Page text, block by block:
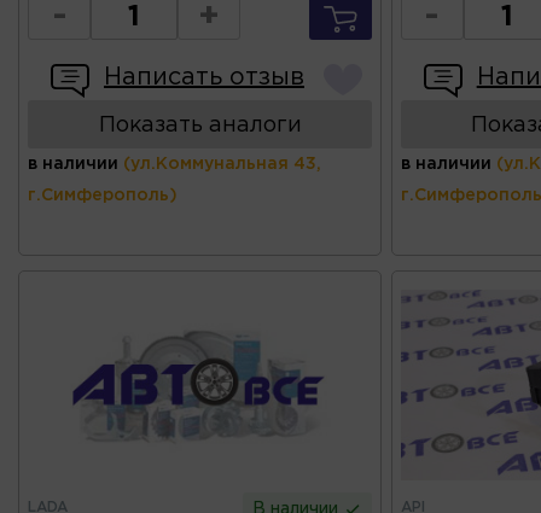
- +
Написать отзыв
Показать аналоги
в наличии (ул.Коммунальная 43,
г.Симферополь)
-
в наличии
LADA В наличии API